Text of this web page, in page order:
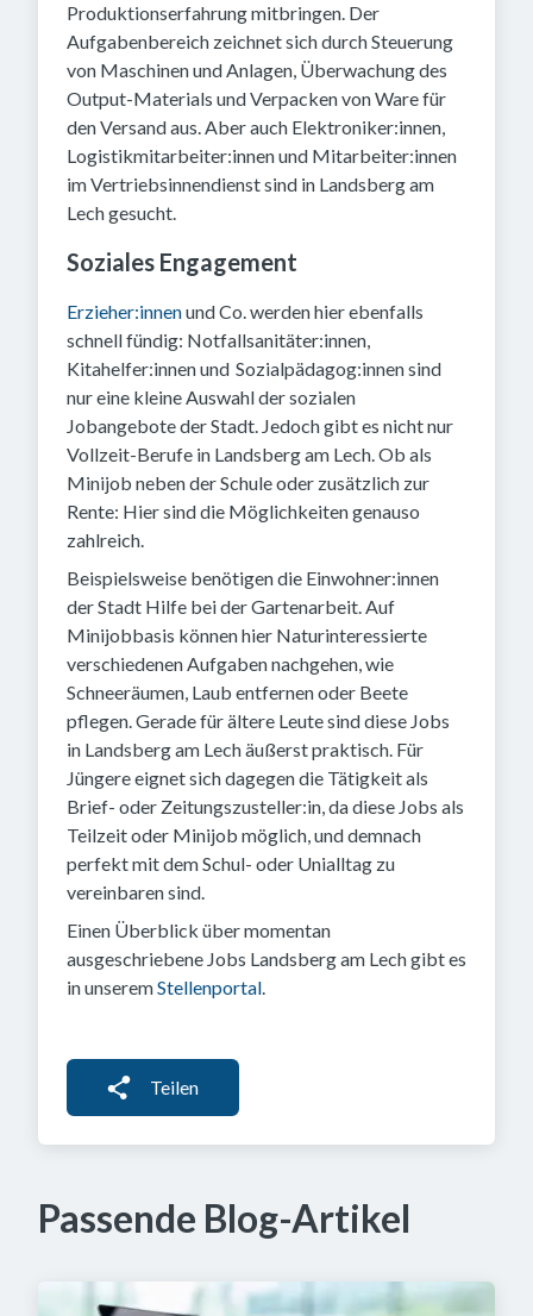
Produktionserfahrung mitbringen. Der
Aufgabenbereich zeichnet sich durch Steuerung
von Maschinen und Anlagen, Überwachung des
Output-Materials und Verpacken von Ware für
den Versand aus. Aber auch Elektroniker:innen,
Logistikmitarbeiter:innen und Mitarbeiter:innen
im Vertriebsinnendienst sind in Landsberg am
Lech gesucht.
Soziales Engagement
Erzieher:innenund Co. werden hier ebenfalls
schnell fündig: Notfallsanitäter:innen,
Kitahelfer:innen und Sozialpädagog:innen sind
nur eine kleine Auswahl der sozialen
Jobangebote der Stadt. Jedoch gibt es nicht nur
Vollzeit-Berufe in Landsberg am Lech. Ob als
Minijob neben der Schule oder zusätzlich zur
Rente: Hier sind die Möglichkeiten genauso
zahlreich.
Beispielsweise benötigen die Einwohner:innen
der Stadt Hilfe bei der Gartenarbeit. Auf
Minijobbasis können hier Naturinteressierte
verschiedenen Aufgaben nachgehen, wie
Schneeräumen, Laub entfernen oder Beete
pflegen. Gerade für ältere Leute sind diese Jobs
in Landsberg am Lech äußerst praktisch. Für
Jüngere eignet sich dagegen die Tätigkeit als
Brief- oder Zeitungszusteller:in, da diese Jobs als
Teilzeit oder Minijob möglich, und demnach
perfekt mit dem Schul- oder Unialltag zu
vereinbaren sind.
Einen Überblick über momentan
ausgeschriebene Jobs Landsberg am Lech gibt es
in unseremStellenportal.
Teilen
Passende Blog-Artikel